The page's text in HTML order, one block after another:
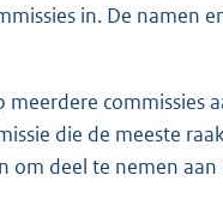
in. De namen
meerdere commissies
die de meeste
om deel te nemen